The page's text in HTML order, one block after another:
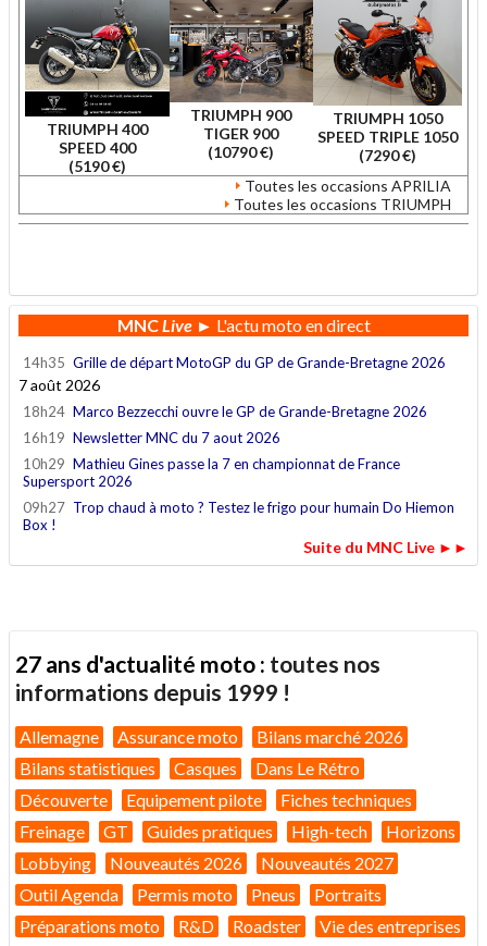
TRIUMPH 400
SPEED 400
(5190 €)
TRIUMPH 900
TIGER 900
(10790 €)
TRIUMPH 1050
SPEED TRIPLE 1050
(7290 €)
Toutes les occasions APRILIA
Toutes les occasions TRIUMPH
MNCLive► L'actu moto en direct
14h35 Grille de départ MotoGP du GP de Grande-Bretagne 2026
7 août 2026
18h24 Marco Bezzecchi ouvre le GP de Grande-Bretagne 2026
16h19 Newsletter MNC du 7 aout 2026
10h29 Mathieu Gines passe la 7 en championnat de France
Supersport 2026
09h27 Trop chaud à moto ? Testez le frigo pour humain Do Hiemon
Box !
Suite du MNC Live ►►
27 ans d'actualité moto : toutes nos
informations depuis 1999 !
Allemagne Assurance moto
Bilans marché 2026
Bilans statistiques
Casques
Dans Le Rétro
Découverte
Equipement pilote
Fiches techniques
Freinage
GT Guides pratiques High-tech
Horizons
Lobbying
Nouveautés 2026
Nouveautés 2027
Outil Agenda
Permis moto Pneus
Portraits
Préparations moto
R&D Roadster Vie des entreprises